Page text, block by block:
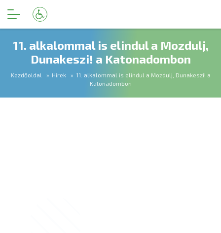
11. alkalommal is elindul a Mozdulj,
Dunakeszi! a Katonadombon
Kezdőoldal Hírek
11. alkalommal is elindul a Mozdulj, Dunakeszi! a
Katonadombon